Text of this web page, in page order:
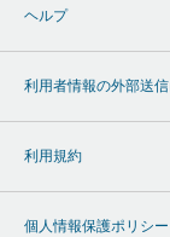
ヘルプ
利用者情報の外部送
利用規約
個人情報保護ポリシー